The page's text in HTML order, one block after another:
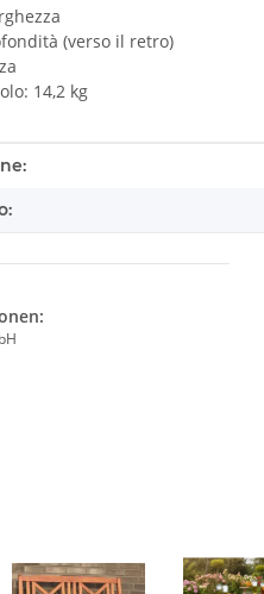
(verso il retro)
14,2 kg